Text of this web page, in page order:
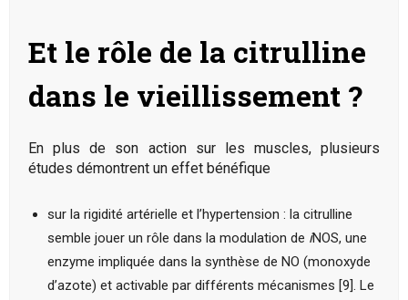
Et le rôle de la citrulline
dans le vieillissement ?
En plus de son action sur les muscles, plusieurs
études démontrent un effet bénéfique
sur la rigidité artérielle et l’hypertension : la citrulline
semble jouer un rôle dans la modulation de iNOS, une
enzyme impliquée dans la synthèse de NO (monoxyde
d’azote) et activable par différents mécanismes [9]. Le